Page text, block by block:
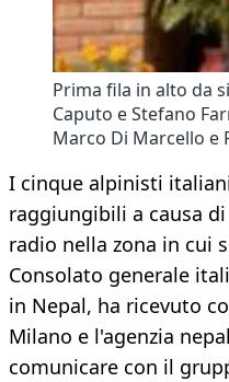
Prima fila in alto da
Caputo e Stefano
Marco Di Marcello e
I cinque alpinisti
raggiungibili a causa
radio nella zona in cui
Consolato generale
in Nepal, ha ricevuto
Milano e l'agenzia
comunicare con il